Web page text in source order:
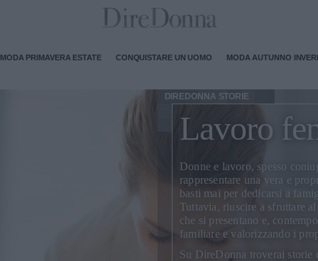
MODA PRIMAVERA ESTATE CONQUISTARE UN UOMO MODA AUTUNNO
DIREDONNA STORIE
Lavoro
Donne e lavoro, spesso
rappresentare una vera e
basti mai per dedicarsi a
Tuttavia, riuscire a sfruttare
che si presentano e,
familiare e valorizzando i
Su DireDonna troverai storie